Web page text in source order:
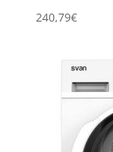
240,79€